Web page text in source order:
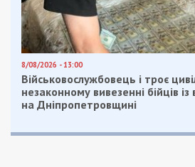
8/08/2026 - 13:00
Військовослужбовець і троє
незаконному вивезенні бійців
на Дніпропетровщині